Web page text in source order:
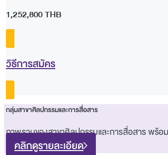
1,252,800 THB
วิธีการสมัคร
กลุ่มสาขาศิลปกรรมและการสื่อสาร
ภาพรวมของสาขาศิลปกรรมและการสื่อสาร พร้
คลิกดูรายละเอียด